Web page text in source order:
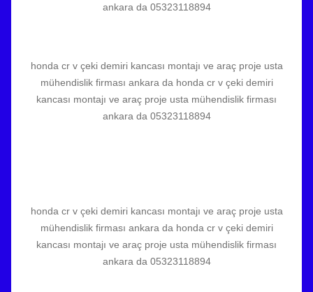
ankara da 05323118894
honda cr v çeki demiri kancası montajı ve araç proje usta
mühendislik firması ankara da honda cr v çeki demiri
kancası montajı ve araç proje usta mühendislik firması
ankara da 05323118894
honda cr v çeki demiri kancası montajı ve araç proje usta
mühendislik firması ankara da honda cr v çeki demiri
kancası montajı ve araç proje usta mühendislik firması
ankara da 05323118894